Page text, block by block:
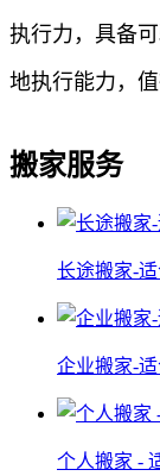
执行力，具备
地执行能力，
搬家服务
长途搬家-
企业搬家-
个人搬家 -